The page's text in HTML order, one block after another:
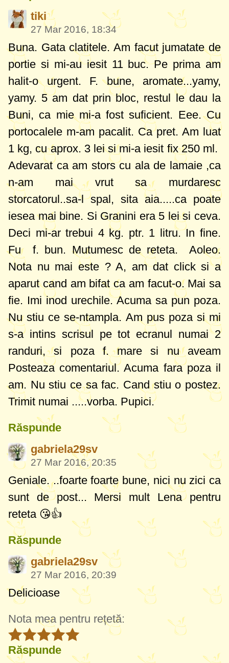
tiki
27 Mar 2016, 18:34
Buna. Gata clatitele. Am facut jumatate de
portie si mi-au iesit 11 buc. Pe prima am
halit-o urgent. F. bune, aromate...yamy,
yamy. 5 am dat prin bloc, restul le dau la
Buni, ca mie mi-a fost suficient. Eee. Cu
portocalele m-am pacalit. Ca pret. Am luat
1 kg, cu aprox. 3 lei si mi-a iesit fix 250 ml.
Adevarat ca am stors cu ala de lamaie ,ca
n-am mai vrut sa murdaresc
storcatorul..sa-l spal, sita aia.....ca poate
iesea mai bine. Si Granini era 5 lei si ceva.
Deci mi-ar trebui 4 kg. ptr. 1 litru. In fine.
Fu f. bun. Mutumesc de reteta. Aoleo.
Nota nu mai este ? A, am dat click si a
aparut cand am bifat ca am facut-o. Mai sa
fie. Imi inod urechile. Acuma sa pun poza.
Nu stiu ce se-ntampla. Am pus poza si mi
s-a intins scrisul pe tot ecranul numai 2
randuri, si poza f. mare si nu aveam
Posteaza comentariul. Acuma fara poza il
am. Nu stiu ce sa fac. Cand stiu o postez.
Trimit numai .....vorba. Pupici.
Răspunde
gabriela29sv
27 Mar 2016, 20:35
Geniale. ..foarte foarte bune, nici nu zici ca
sunt de post... Mersi mult Lena pentru
reteta 😘👍
Răspunde
gabriela29sv
27 Mar 2016, 20:39
Delicioase
Nota mea pentru rețetă:
Răspunde